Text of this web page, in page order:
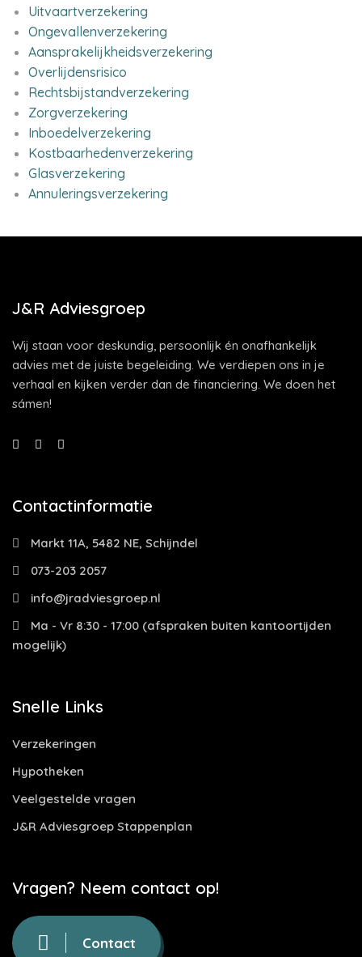
Uitvaartverzekering
Ongevallenverzekering
Aansprakelijkheidsverzekering
Overlijdensrisico
Rechtsbijstandverzekering
Zorgverzekering
Inboedelverzekering
Kostbaarhedenverzekering
Glasverzekering
Annuleringsverzekering
J&R Adviesgroep
Wij staan voor deskundig, persoonlijk én onafhankelijk
advies met de juiste begeleiding. We verdiepen ons in je
verhaal en kijken verder dan de financiering. We doen het
sámen!
Contactinformatie
Markt 11A, 5482 NE, Schijndel
073-203 2057
info@jradviesgroep.nl
Ma - Vr 8:30 - 17:00 (afspraken buiten kantoortijden
mogelijk)
Snelle Links
Verzekeringen
Hypotheken
Veelgestelde vragen
J&R Adviesgroep Stappenplan
Vragen? Neem contact op!
Contact